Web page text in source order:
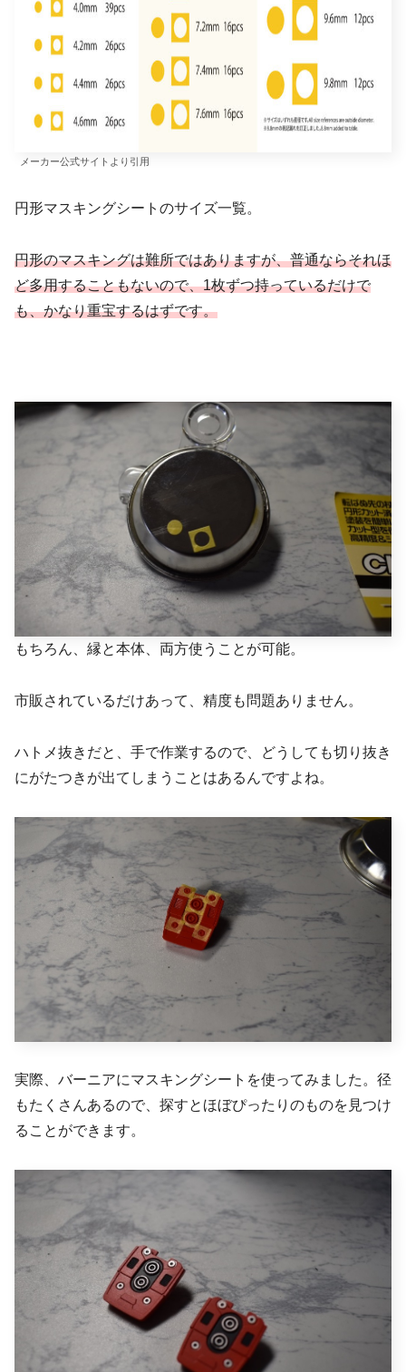
メーカー公式サイトより引用
円形マスキングシートのサイズ一覧。
円形のマスキングは難所ではありますが、普通ならそれほ
ど多用することもないので、1枚ずつ持っているだけで
も、かなり重宝するはずです。
もちろん、縁と本体、両方使うことが可能。
市販されているだけあって、精度も問題ありません。
ハトメ抜きだと、手で作業するので、どうしても切り抜き
にがたつきが出てしまうことはあるんですよね。
実際、バーニアにマスキングシートを使ってみました。径
もたくさんあるので、探すとほぼぴったりのものを見つけ
ることができます。